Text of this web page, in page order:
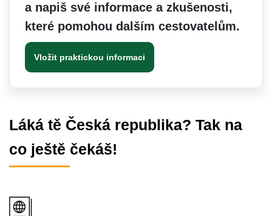
a napiš své informace a zkušenosti,
které pomohou dalším cestovatelům.
Vložit praktickou informaci
Láká tě Česká republika? Tak na
co ještě čekáš!